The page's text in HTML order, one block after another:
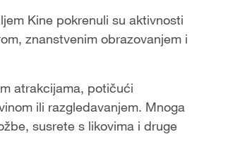
Kine pokrenuli su aktivnosti
znanstvenim obrazovanjem i
atrakcijama, potičući
ili razgledavanjem. Mnoga
susrete s likovima i druge